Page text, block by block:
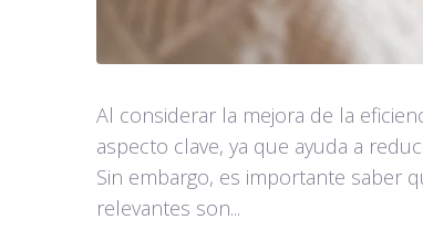
Al considerar la mejora de la
aspecto clave, ya que ayuda a
Sin embargo, es importante saber
relevantes son...